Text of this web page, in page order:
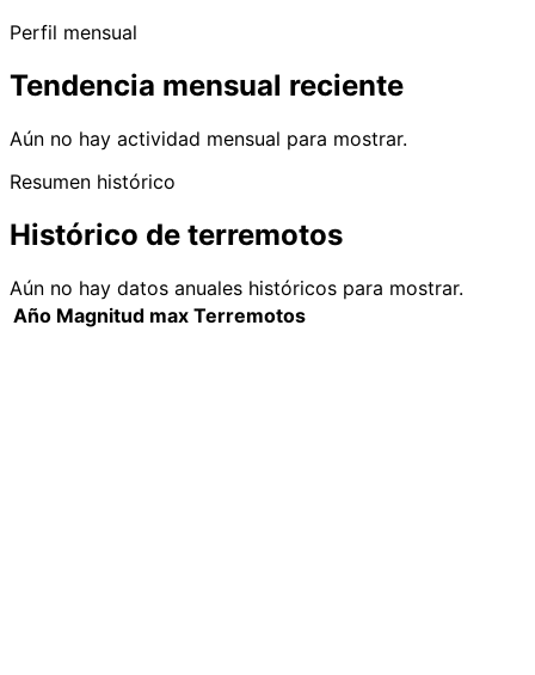
Perfil mensual
Tendencia mensual reciente
Aún no hay actividad mensual para mostrar.
Resumen histórico
Histórico de terremotos
Aún no hay datos anuales históricos para mostrar.
Año Magnitud max Terremotos